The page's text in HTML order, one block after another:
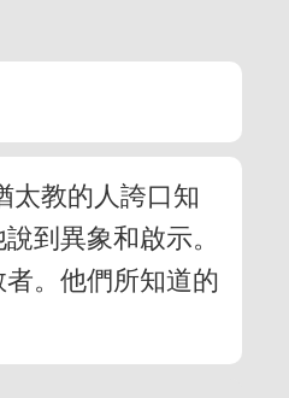
太教的人誇口知
到異象和啟示。
。他們所知道的